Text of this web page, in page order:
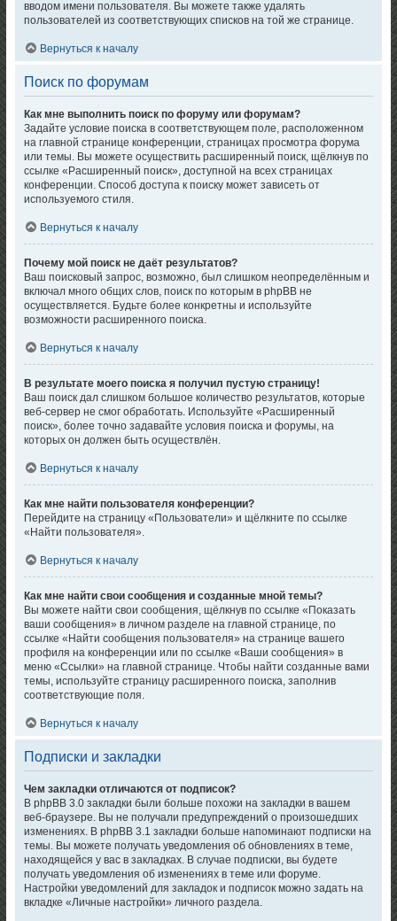
вводом имени пользователя. Вы можете также удалять
пользователей из соответствующих списков на той же странице.
Вернуться к началу
Поиск по форумам
Как мне выполнить поиск по форуму или форумам?
Задайте условие поиска в соответствующем поле, расположенном
на главной странице конференции, страницах просмотра форума
или темы. Вы можете осуществить расширенный поиск, щёлкнув по
ссылке «Расширенный поиск», доступной на всех страницах
конференции. Способ доступа к поиску может зависеть от
используемого стиля.
Вернуться к началу
Почему мой поиск не даёт результатов?
Ваш поисковый запрос, возможно, был слишком неопределённым и
включал много общих слов, поиск по которым в phpBB не
осуществляется. Будьте более конкретны и используйте
возможности расширенного поиска.
Вернуться к началу
В результате моего поиска я получил пустую страницу!
Ваш поиск дал слишком большое количество результатов, которые
веб-сервер не смог обработать. Используйте «Расширенный
поиск», более точно задавайте условия поиска и форумы, на
которых он должен быть осуществлён.
Вернуться к началу
Как мне найти пользователя конференции?
Перейдите на страницу «Пользователи» и щёлкните по ссылке
«Найти пользователя».
Вернуться к началу
Как мне найти свои сообщения и созданные мной темы?
Вы можете найти свои сообщения, щёлкнув по ссылке «Показать
ваши сообщения» в личном разделе на главной странице, по
ссылке «Найти сообщения пользователя» на странице вашего
профиля на конференции или по ссылке «Ваши сообщения» в
меню «Ссылки» на главной странице. Чтобы найти созданные вами
темы, используйте страницу расширенного поиска, заполнив
соответствующие поля.
Вернуться к началу
Подписки и закладки
Чем закладки отличаются от подписок?
В phpBB 3.0 закладки были больше похожи на закладки в вашем
веб-браузере. Вы не получали предупреждений о произошедших
изменениях. В phpBB 3.1 закладки больше напоминают подписки на
темы. Вы можете получать уведомления об обновлениях в теме,
находящейся у вас в закладках. В случае подписки, вы будете
получать уведомления об изменениях в теме или форуме.
Настройки уведомлений для закладок и подписок можно задать на
вкладке «Личные настройки» личного раздела.